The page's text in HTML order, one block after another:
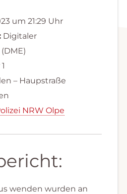
um 21:29 Uhr
Digitaler
– Haupstraße
NRW Olpe
wenden wurden an